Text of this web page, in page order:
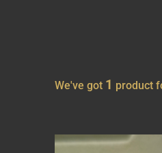
We've got 1 product